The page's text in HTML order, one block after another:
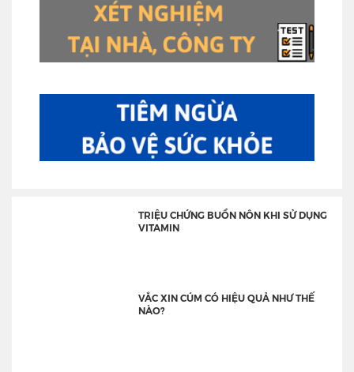
TRIỆU CHỨNG BUỒN NÔN KHI SỬ DỤNG
VITAMIN
VẮC XIN CÚM CÓ HIỆU QUẢ NHƯ THẾ
NÀO?